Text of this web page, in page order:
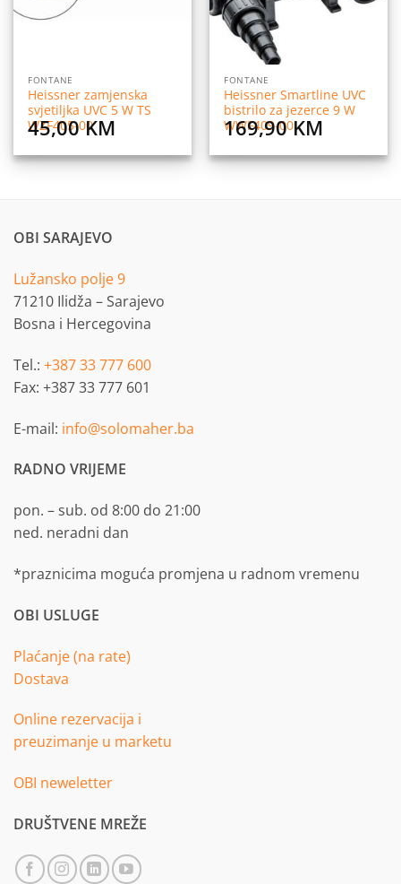
FONTANE
Heissner zamjenska
svjetiljka UVC 5 W TS
WZF405-00
45,00KM
FONTANE
Heissner Smartline UVC
bistrilo za jezerce 9 W
WWF409-00
169,90KM
OBI SARAJEVO
Lužansko polje 9
71210 Ilidža – Sarajevo
Bosna i Hercegovina
Tel.: +387 33 777 600
Fax: +387 33 777 601
E-mail: info@solomaher.ba
RADNO VRIJEME
pon. – sub. od 8:00 do 21:00
ned. neradni dan
*praznicima moguća promjena u radnom vremenu
OBI USLUGE
Plaćanje (na rate)
Dostava
Online rezervacija i
preuzimanje u marketu
OBI neweletter
DRUŠTVENE MREŽE